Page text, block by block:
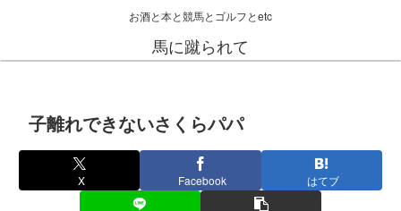
お酒と本と競馬とゴルフとetc
馬に蹴られて
子離れできないさくらパパ
X Facebook はてブ